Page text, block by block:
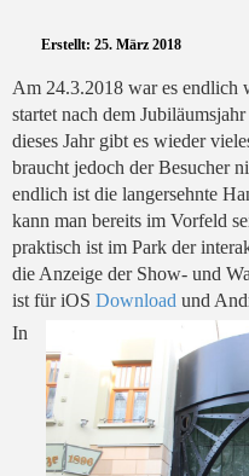
Erstellt: 25. März 2018
Am 24.3.2018 war es endlich
startet nach dem
dieses Jahr gibt es wieder
braucht jedoch der Besucher
endlich ist die langersehnte
kann man bereits im Vorfeld
praktisch ist im Park der
die Anzeige der Show- und
ist für iOS Download und
In